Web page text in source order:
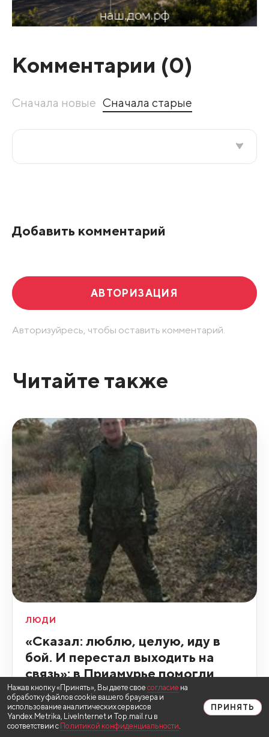
Комментарии (0)
Сначала новые Сначала старые
Добавить комментарий
АВТОРИЗАЦИЯ
Авторизуйресь, чтобы оставить комментарий.
Читайте также
ЛЮДИ
«Сказал: люблю, целую, иду в
бой. И перестал выходить на
связь»: в Приамурье помогли
семье погибшего участника СВО
вчера, 19:02 0
Нажав кнопку «Принять», Вы даете свое согласие на
обработку файлов cookie вашего браузера и
использование аналитических сервисов
Yandex.Metrika, LiveInternet и Top.mail.ru в
соответствии с Политикой конфиденциальности.
ПРИНЯТЬ